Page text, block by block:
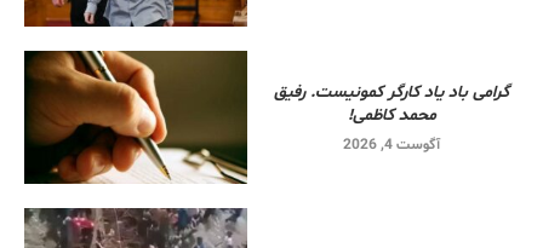
گرامی باد یاد کارگر کمونیست. رفیق
محمد کاظمی!
آگوست 4, 2026